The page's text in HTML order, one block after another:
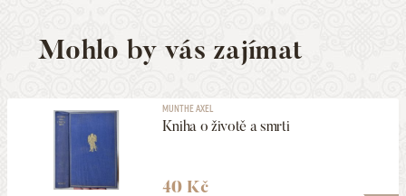
Mohlo by vás zajímat
MUNTHE AXEL
Kniha o životě a smrti
40 Kč